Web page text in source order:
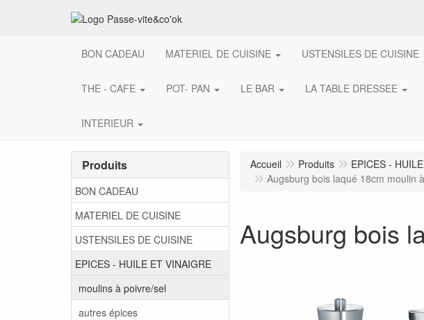
BON CADEAU MATERIEL DE CUISINE USTENSILES DE CUISINE
THE - CAFE POT- PAN LE BAR LA TABLE DRESSEE
INTERIEUR
Produits
BON CADEAU
MATERIEL DE CUISINE
USTENSILES DE CUISINE
EPICES - HUILE ET VINAIGRE
moulins à poivre/sel
autres épices
Accueil Produits EPICES -
Augsburg bois laqué 18cm moulin
Augsburg bois